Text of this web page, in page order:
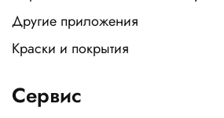
Другие приложения
Краски и покрытия
Сервис